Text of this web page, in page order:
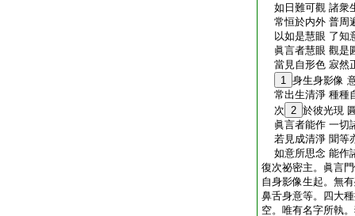
如日難可觀 諸衆
常恒於内外 普周
以如是慧眼 了知
眞言者慧眼 觀是
當見自形色 寂然
1 身生身影像
常出生清淨 種種
次 2 於彼光現
眞言者能作 一切
若見成清淨 聞等
如意所思念 能作
復次祕密主。眞言
自身影像生起。無
鼻舌身意等。四大
空。唯有名字所執